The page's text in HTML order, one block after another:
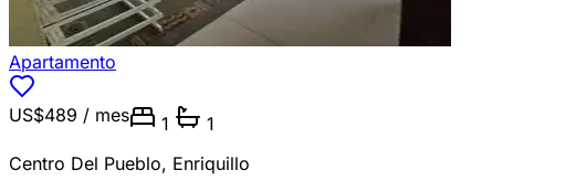
Apartamento
US$489 / mes 1
1
Centro Del Pueblo, Enriquillo